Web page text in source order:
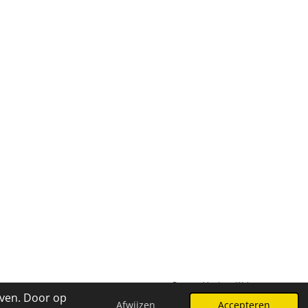
Door op
Afwijzen Accepteren
Powered byJouwWeb